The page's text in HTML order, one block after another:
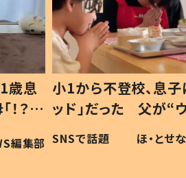
歳息
？」
編集部
小1から不登校、息子
ッド」だった 父が“
作り続ける理由とは
#令和の子
SNSで話題 ほ・とせ